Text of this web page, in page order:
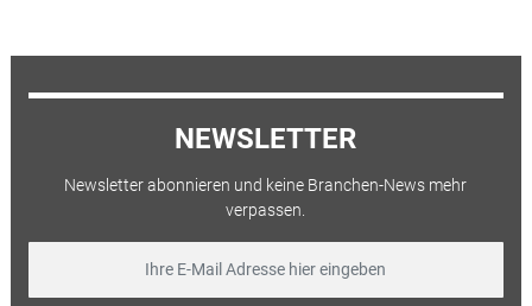
NEWSLETTER
Newsletter abonnieren und keine Branchen-News mehr
verpassen.